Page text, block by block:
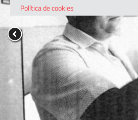
Política de cookies